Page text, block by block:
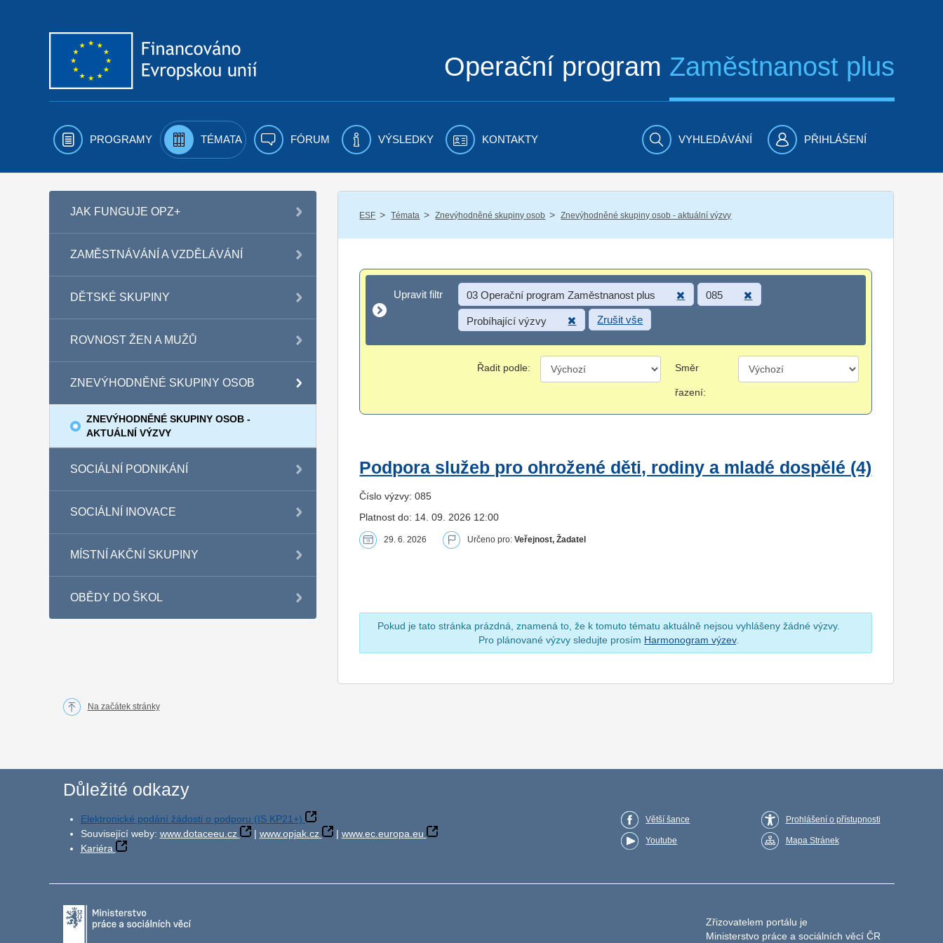
Operační program Zaměstnanost plus
PROGRAMY TÉMATA FÓRUM VÝSLEDKY KONTAKTY VYHLEDÁVÁNÍ PŘIHLÁŠENÍ
JAK FUNGUJE OPZ+
ZAMĚSTNÁVÁNÍ A VZDĚLÁVÁNÍ
DĚTSKÉ SKUPINY
ROVNOST ŽEN A MUŽŮ
ZNEVÝHODNĚNÉ SKUPINY OSOB
ZNEVÝHODNĚNÉ SKUPINY OSOB -
AKTUÁLNÍ VÝZVY
SOCIÁLNÍ PODNIKÁNÍ
SOCIÁLNÍ INOVACE
MÍSTNÍ AKČNÍ SKUPINY
OBĚDY DO ŠKOL
ESF / Témata / Znevýhodněné skupiny osob / Znevýhodněné skupiny osob - aktuální výzvy
Upravit filtr
Upravit filtr 03 Operační program Zaměstnanost plus 085
Probíhající výzvy Zrušit vše
Řadit podle: Směr
řazení:
Podpora služeb pro ohrožené děti, rodiny a mladé dospělé (4)
Číslo výzvy: 085
Platnost do: 14. 09. 2026 12:00
29. 6. 2026 Určeno pro:Veřejnost, Žadatel
Pokud je tato stránka prázdná, znamená to, že k tomuto tématu aktuálně nejsou vyhlášeny žádné výzvy.
Pro plánované výzvy sledujte prosím Harmonogram výzev.
Na začátek stránky
Důležité odkazy
Elektronické podání žádosti o podporu (IS KP21+)
Související weby: www.dotaceeu.cz | www.opjak.cz | www.ec.europa.eu
Kariéra
Větší šance
Youtube
Prohlášení o přístupnosti
Mapa Stránek
Zřizovatelem portálu je
Ministerstvo práce a sociálních věcí ČR